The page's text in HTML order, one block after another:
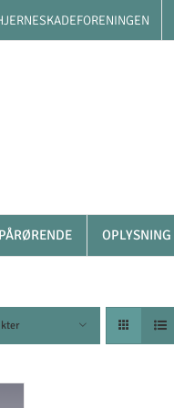
PÅRØRENDE OPLYSNING